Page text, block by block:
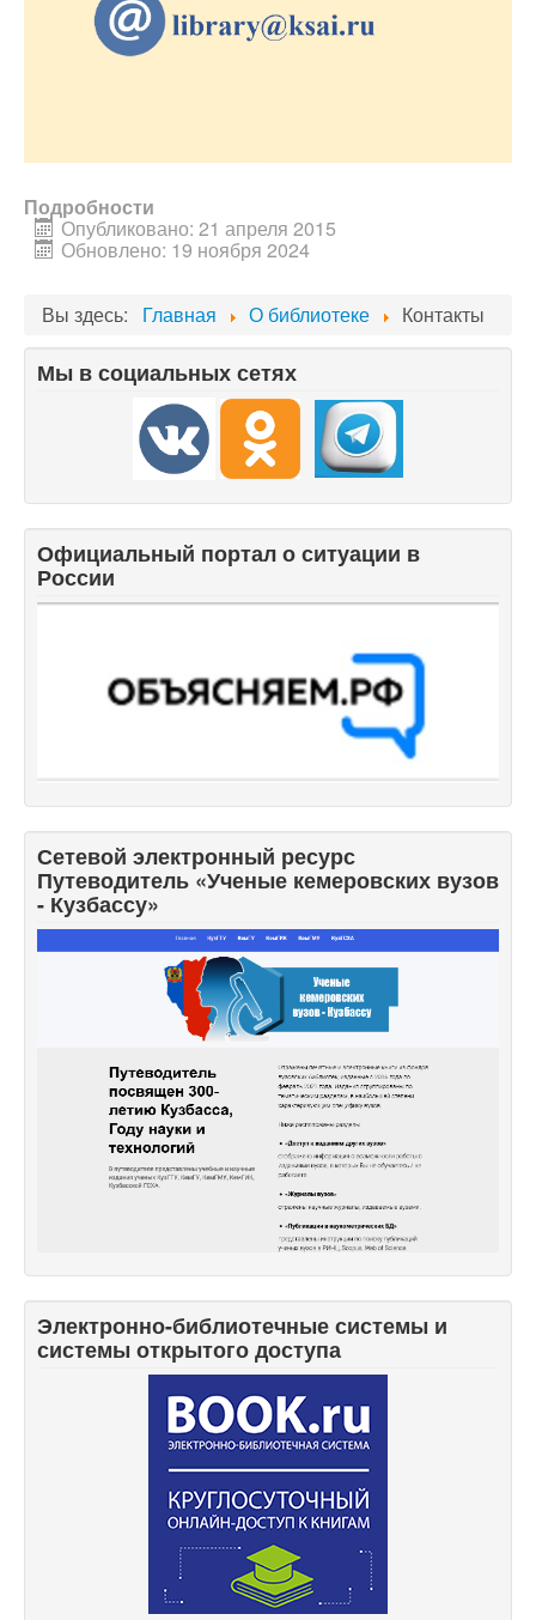
Подробности
Опубликовано: 21 апреля 2015
Обновлено: 19 ноября 2024
Вы здесь: Главная О библиотеке Контакты
Мы в социальных сетях
Официальный портал о ситуации в
России
Сетевой электронный ресурс
Путеводитель «Ученые кемеровских вузов
- Кузбассу»
Электронно-библиотечные системы и
системы открытого доступа